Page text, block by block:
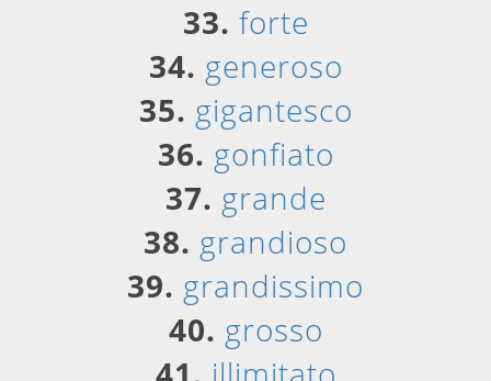
33. forte
34. generoso
35. gigantesco
36. gonfiato
37. grande
38. grandioso
39. grandissimo
40. grosso